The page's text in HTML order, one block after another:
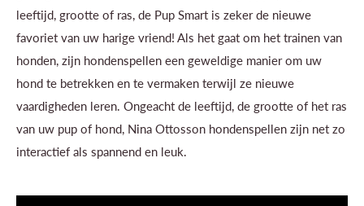
leeftijd, grootte of ras, de Pup Smart is zeker de nieuwe
favoriet van uw harige vriend! Als het gaat om het trainen van
honden, zijn hondenspellen een geweldige manier om uw
hond te betrekken en te vermaken terwijl ze nieuwe
vaardigheden leren. Ongeacht de leeftijd, de grootte of het ras
van uw pup of hond, Nina Ottosson hondenspellen zijn net zo
interactief als spannend en leuk.